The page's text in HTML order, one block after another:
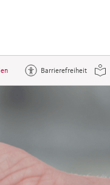
Barrierefreiheit